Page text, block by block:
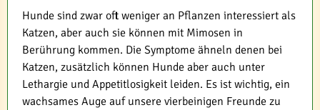
Hunde sind zwar oft weniger an Pflanzen interessiert als
Katzen, aber auch sie können mit Mimosen in
Berührung kommen. Die Symptome ähneln denen bei
Katzen, zusätzlich können Hunde aber auch unter
Lethargie und Appetitlosigkeit leiden. Es ist wichtig, ein
wachsames Auge auf unsere vierbeinigen Freunde zu